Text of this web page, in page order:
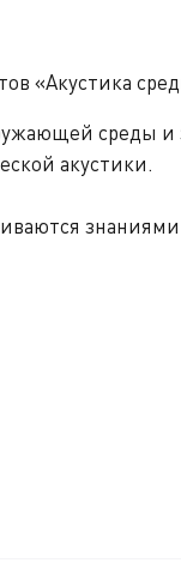
«Акустика
среды
акустики.